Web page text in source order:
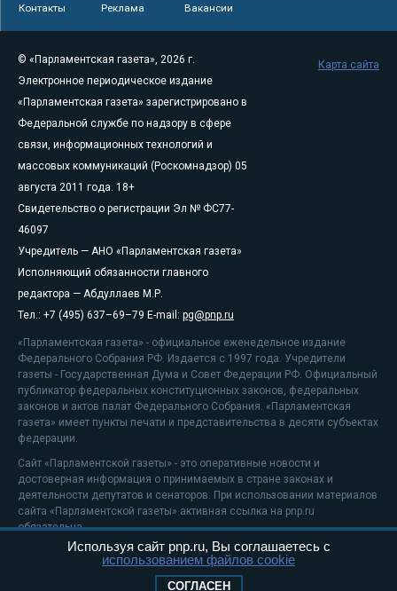
Контакты Реклама Вакансии
© «Парламентская газета», 2026 г.
Электронное периодическое издание
«Парламентская газета» зарегистрировано в
Федеральной службе по надзору в сфере
связи, информационных технологий и
массовых коммуникаций (Роскомнадзор) 05
августа 2011 года. 18+
Свидетельство о регистрации Эл № ФС77-
46097
Учредитель — АНО «Парламентская газета»
Исполняющий обязанности главного
редактора — Абдуллаев М.Р.
Тел.: +7 (495) 637–69–79 E-mail: pg@pnp.ru
«Парламентская газета» - официальное еженедельное издание
Федерального Собрания РФ. Издается с 1997 года. Учредители
газеты - Государственная Дума и Совет Федерации РФ. Официальный
публикатор федеральных конституционных законов, федеральных
законов и актов палат Федерального Собрания. «Парламентская
газета» имеет пункты печати и представительства в десяти субъектах
федерации.
Сайт «Парламентской газеты» - это оперативные новости и
достоверная информация о принимаемых в стране законах и
деятельности депутатов и сенаторов. При использовании материалов
сайта «Парламентской газеты» активная ссылка на pnp.ru
обязательна.
На информационном ресурсе применяютсярекомендательные
Положение о защите персональных данных
Карта сайта
Используя сайт pnp.ru, Вы соглашаетесь с
использованием файлов cookie
СОГЛАСЕН